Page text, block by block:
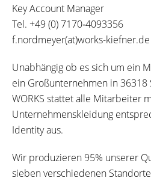
Key Account Manager
Tel. +49 (0) 7170‐4093356
f.nordmeyer(at)works-kiefner.de
Unabhängig ob es sich um ein
ein Großunternehmen in 36318
WORKS stattet alle Mitarbeiter
Unternehmenskleidung
Identity aus.
Wir produzieren 95% unserer
sieben verschiedenen